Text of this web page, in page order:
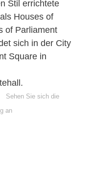
Stil errichtete
Houses of
of Parliament
sich in der City
Square in
Sehen Sie sich die
an